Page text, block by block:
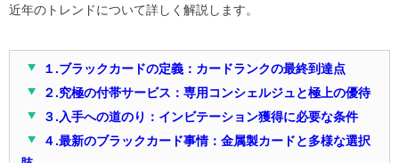
近年のトレンドについて詳しく解説します。
１.ブラックカードの定義：カードランクの最終到達点
２.究極の付帯サービス：専用コンシェルジュと極上の優待
３.入手への道のり：インビテーション獲得に必要な条件
４.最新のブラックカード事情：金属製カードと多様な選択